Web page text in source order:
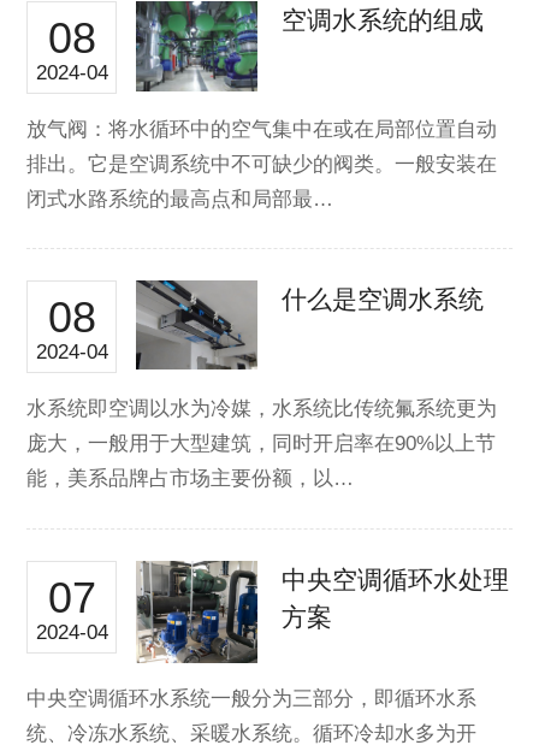
08
2024-04
空调水系统的组成
放气阀：将水循环中的空气集中在或在局部位置自动
排出。它是空调系统中不可缺少的阀类。一般安装在
闭式水路系统的最高点和局部最…
08
2024-04
什么是空调水系统
水系统即空调以水为冷媒，水系统比传统氟系统更为
庞大，一般用于大型建筑，同时开启率在90%以上节
能，美系品牌占市场主要份额，以…
07
2024-04
中央空调循环水处理
方案
中央空调循环水系统一般分为三部分，即循环水系
统、冷冻水系统、采暖水系统。循环冷却水多为开